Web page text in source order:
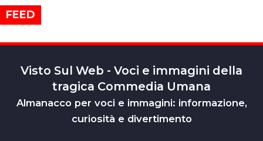
FEED
Visto Sul Web - Voci e immagini della
tragica Commedia Umana
Almanacco per voci e immagini: informazione,
curiosità e divertimento